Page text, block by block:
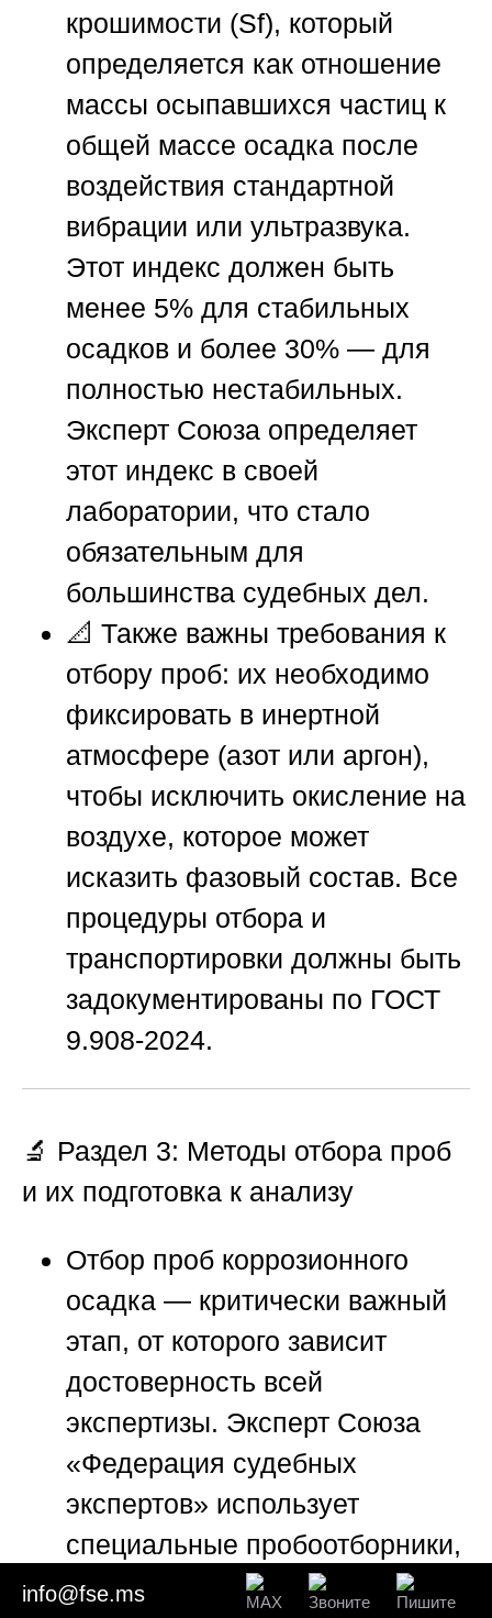
крошимости (Sf), который
определяется как отношение
массы осыпавшихся частиц к
общей массе осадка после
воздействия стандартной
вибрации или ультразвука.
Этот индекс должен быть
менее 5% для стабильных
осадков и более 30% — для
полностью нестабильных.
Эксперт Союза определяет
этот индекс в своей
лаборатории, что стало
обязательным для
большинства судебных дел.
📐 Также важны требования к
отбору проб: их необходимо
фиксировать в инертной
атмосфере (азот или аргон),
чтобы исключить окисление на
воздухе, которое может
исказить фазовый состав. Все
процедуры отбора и
транспортировки должны быть
задокументированы по ГОСТ
9.908-2024.
🔬 Раздел 3: Методы отбора проб
и их подготовка к анализу
Отбор проб коррозионного
осадка — критически важный
этап, от которого зависит
достоверность всей
экспертизы. Эксперт Союза
«Федерация судебных
экспертов» использует
специальные пробоотборники,
которые минимизируют
info@fse.ms